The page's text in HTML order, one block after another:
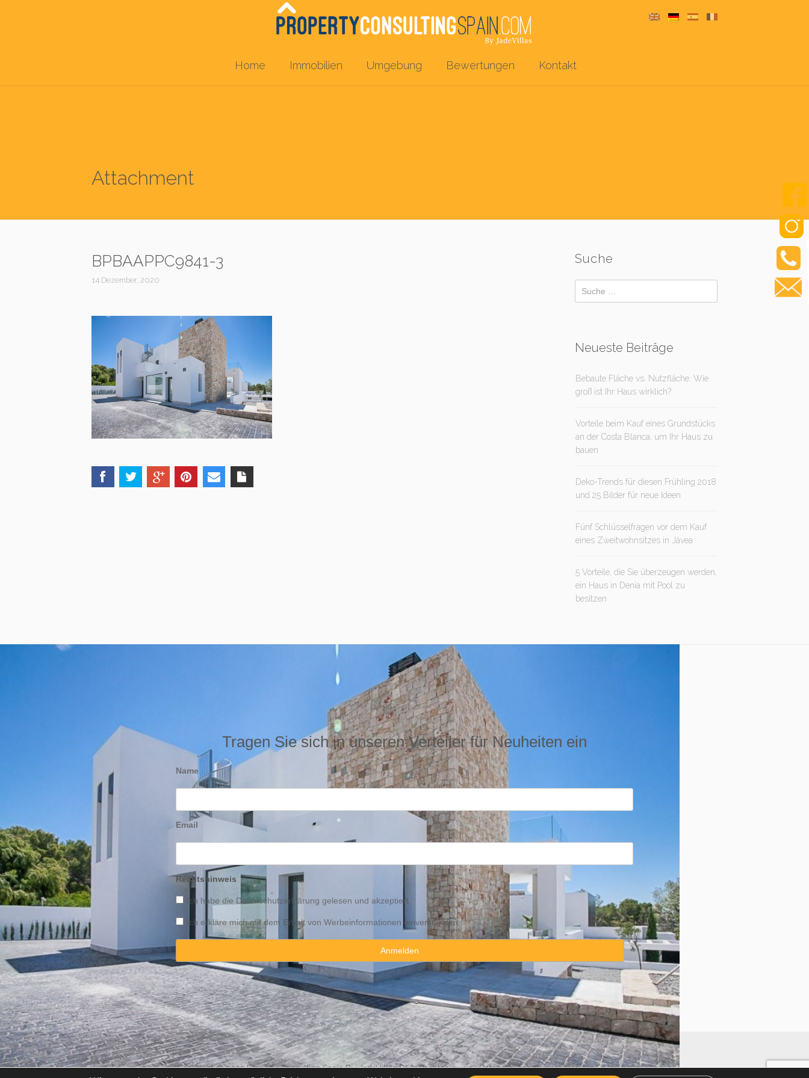
Home Immobilien Umgebung Bewertungen Kontakt
Attachment
BPBAAPPC9841-3
14 Dezember, 2020
Suche
Neueste Beiträge
Bebaute Fläche vs. Nutzfläche. Wie
groß ist Ihr Haus wirklich?
Vorteile beim Kauf eines Grundstücks
an der Costa Blanca, um Ihr Haus zu
bauen
Deko-Trends für diesen Frühling 2018
und 25 Bilder für neue Ideen
Fünf Schlüsselfragen vor dem Kauf
eines Zweitwohnsitzes in Jávea
5 Vorteile, die Sie überzeugen werden,
ein Haus in Denia mit Pool zu
besitzen
Tragen Sie sich in unseren Verteiler für Neuheiten ein
Name
Email
Rechtshinweis
Ich habe die Datenschutzerklärung gelesen und akzeptiert
Ich erkläre mich mit dem Erhalt von Werbeinformationen einverstanden
Copyright © 2025 Property Consulting Spain By JadeVillas S.L. ·Rechtshinweis·Datenschutzhinweise·Cookies Erklärung